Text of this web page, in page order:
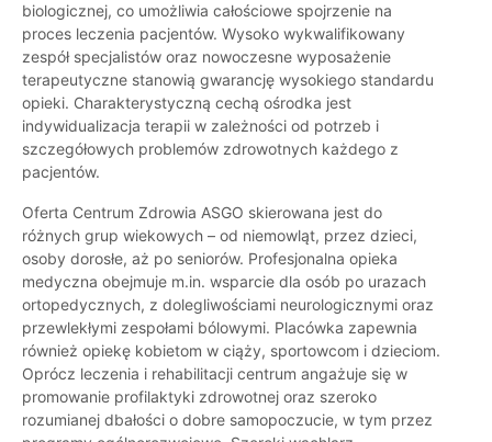
biologicznej, co umożliwia całościowe spojrzenie na
proces leczenia pacjentów. Wysoko wykwalifikowany
zespół specjalistów oraz nowoczesne wyposażenie
terapeutyczne stanowią gwarancję wysokiego standardu
opieki. Charakterystyczną cechą ośrodka jest
indywidualizacja terapii w zależności od potrzeb i
szczegółowych problemów zdrowotnych każdego z
pacjentów.
Oferta Centrum Zdrowia ASGO skierowana jest do
różnych grup wiekowych – od niemowląt, przez dzieci,
osoby dorosłe, aż po seniorów. Profesjonalna opieka
medyczna obejmuje m.in. wsparcie dla osób po urazach
ortopedycznych, z dolegliwościami neurologicznymi oraz
przewlekłymi zespołami bólowymi. Placówka zapewnia
również opiekę kobietom w ciąży, sportowcom i dzieciom.
Oprócz leczenia i rehabilitacji centrum angażuje się w
promowanie profilaktyki zdrowotnej oraz szeroko
rozumianej dbałości o dobre samopoczucie, w tym przez